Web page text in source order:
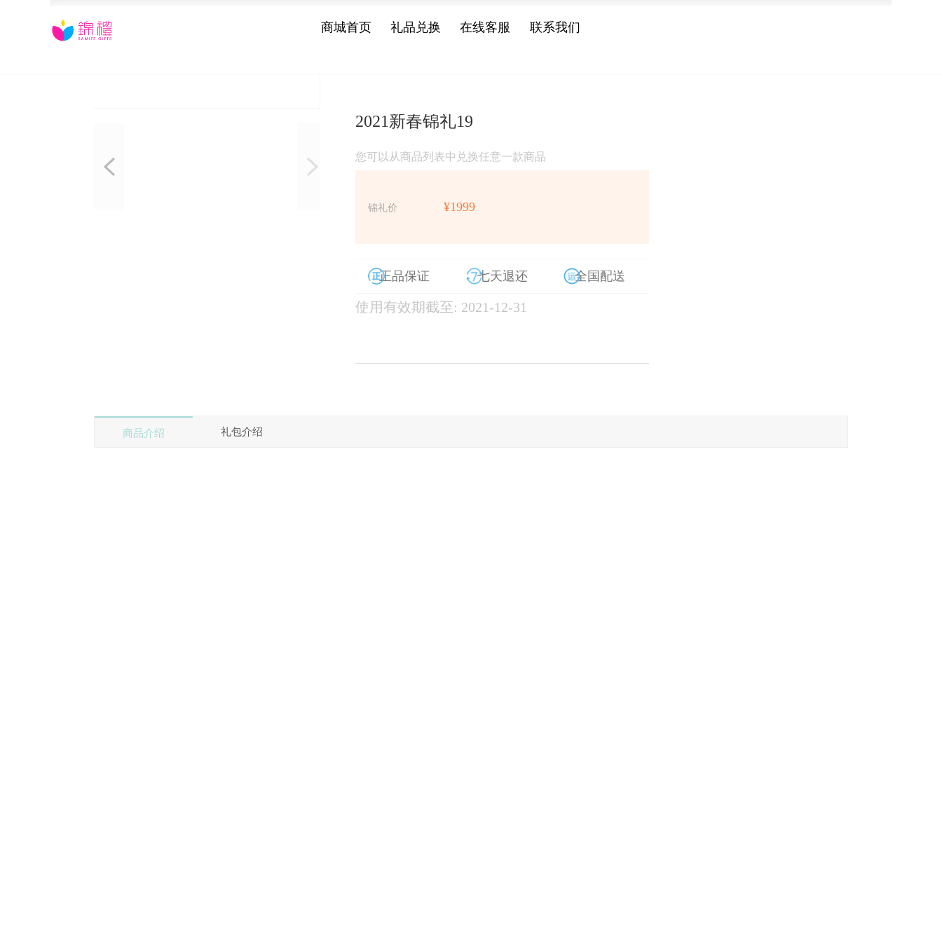
商城首页 礼品兑换 在线客服 联系我们
2021新春锦礼19
您可以从商品列表中兑换任意一款商品
锦礼价 ¥1999
正品保证 七天退还 全国配送
使用有效期截至: 2021-12-31
商品介绍 礼包介绍